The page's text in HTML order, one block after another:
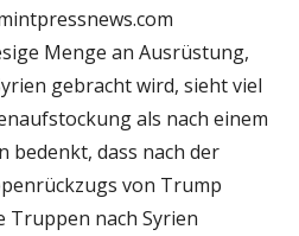
Menge an Ausrüstung,
gebracht wird, sieht viel
als nach einem
bedenkt, dass nach der
von Trump
Truppen nach Syrien